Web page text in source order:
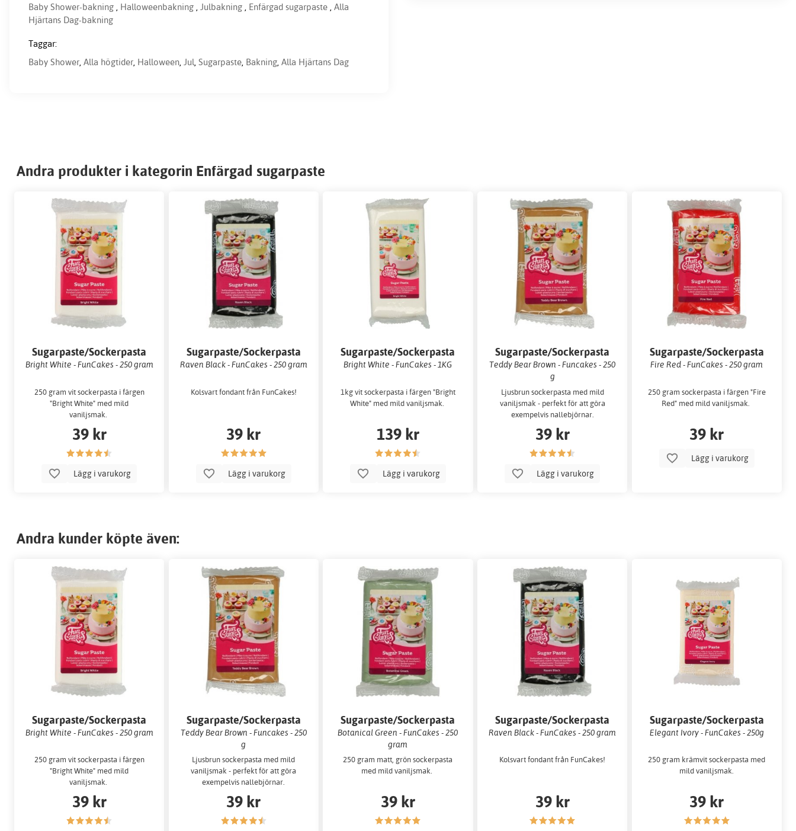
Baby Shower-bakning
Halloweenbakning Julbakning Enfärgad sugarpaste Alla
Hjärtans Dag-bakning
Taggar:
Baby Shower Alla högtider Halloween Jul Sugarpaste Bakning Alla Hjärtans Dag
Andra produkter i kategorin Enfärgad sugarpaste
Sugarpaste/Sockerpasta
Bright White - FunCakes - 250 gram
250 gram vit sockerpasta i färgen
"Bright White" med mild
vaniljsmak.
39 kr
Lägg i varukorg
Sugarpaste/Sockerpasta
Raven Black - FunCakes - 250 gram
Kolsvart fondant från FunCakes!
39 kr
Lägg i varukorg
Sugarpaste/Sockerpasta
Bright White - FunCakes - 1KG
1kg vit sockerpasta i färgen "Bright
White" med mild vaniljsmak.
139 kr
Lägg i varukorg
Sugarpaste/Sockerpasta
Teddy Bear Brown - Funcakes - 250
g
Ljusbrun sockerpasta med mild
vaniljsmak - perfekt för att göra
exempelvis nallebjörnar.
39 kr
Lägg i varukorg
Sugarpaste/Sockerpasta
Fire Red - FunCakes - 250 gram
250 gram sockerpasta i färgen "Fire
Red" med mild vaniljsmak.
39 kr
Lägg i varukorg
Andra kunder köpte även:
Sugarpaste/Sockerpasta
Bright White - FunCakes - 250 gram
250 gram vit sockerpasta i färgen
"Bright White" med mild
vaniljsmak.
39 kr
Sugarpaste/Sockerpasta
Teddy Bear Brown - Funcakes - 250
g
Ljusbrun sockerpasta med mild
vaniljsmak - perfekt för att göra
exempelvis nallebjörnar.
39 kr
Sugarpaste/Sockerpasta
Botanical Green - FunCakes - 250
gram
250 gram matt, grön sockerpasta
med mild vaniljsmak.
39 kr
Sugarpaste/Sockerpasta
Raven Black - FunCakes - 250 gram
Kolsvart fondant från FunCakes!
39 kr
Sugarpaste/Sockerpasta
Elegant Ivory - FunCakes - 250g
250 gram krämvit sockerpasta med
mild vaniljsmak.
39 kr